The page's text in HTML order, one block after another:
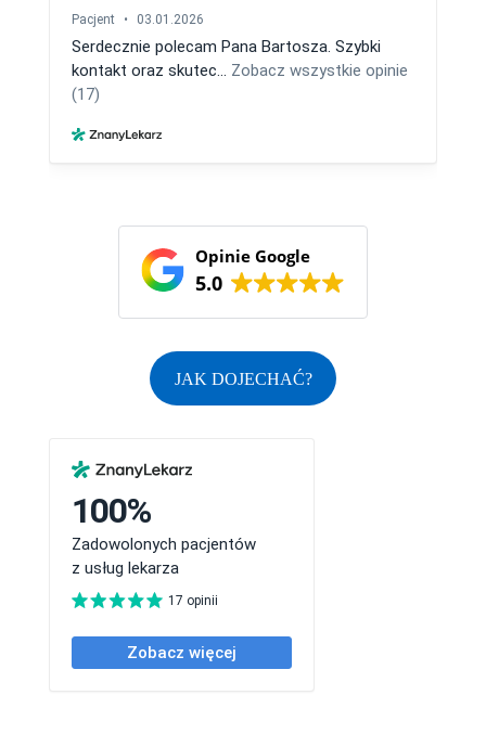
Opinie Google
5.0
JAK DOJECHAĆ?